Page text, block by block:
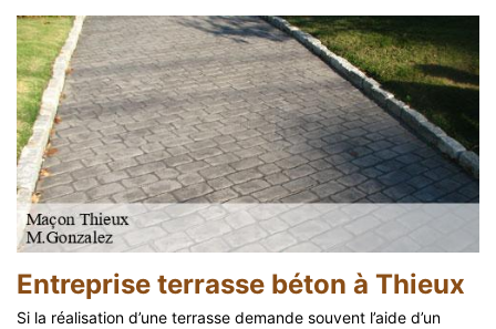
Entreprise terrasse béton à Thieux
Si la réalisation d’une terrasse demande souvent l’aide d’un